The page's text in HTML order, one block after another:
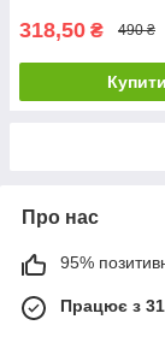
318,50 ₴ 490 ₴
Купити
Про нас
95%
Працює з